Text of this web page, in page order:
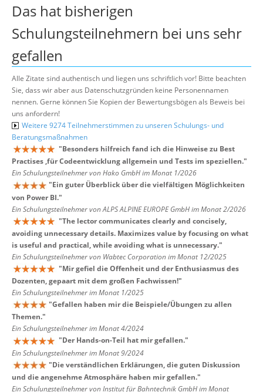
Das hat bisherigen
Schulungsteilnehmern bei uns sehr
gefallen
Alle Zitate sind authentisch und liegen uns schriftlich vor! Bitte beachten
Sie, dass wir aber aus Datenschutzgründen keine Personennamen
nennen. Gerne können Sie Kopien der Bewertungsbögen als Beweis bei
uns anfordern!
Weitere 9274 Teilnehmerstimmen zu unseren Schulungs- und
Beratungsmaßnahmen
"Besonders hilfreich fand ich die Hinweise zu Best
Practises ,für Codeentwicklung allgemein und Tests im speziellen."
Ein Schulungsteilnehmer von Hako GmbH im Monat 1/2026
"Ein guter Überblick über die vielfältigen Möglichkeiten
von Power BI."
Ein Schulungsteilnehmer von ALPS ALPINE EUROPE GmbH im Monat 2/2026
"The lector communicates clearly and concisely,
avoiding unnecessary details. Maximizes value by focusing on what
is useful and practical, while avoiding what is unnecessary."
Ein Schulungsteilnehmer von Wabtec Corporation im Monat 12/2025
"Mir gefiel die Offenheit und der Enthusiasmus des
Dozenten, gepaart mit dem großen Fachwissen!"
Ein Schulungsteilnehmer im Monat 1/2025
"Gefallen haben mir die Beispiele/Übungen zu allen
Themen."
Ein Schulungsteilnehmer im Monat 4/2024
"Der Hands-on-Teil hat mir gefallen."
Ein Schulungsteilnehmer im Monat 9/2024
"Die verständlichen Erklärungen, die guten Diskussion
und die angenehme Atmosphäre haben mir gefallen."
Ein Schulungsteilnehmer von Institut für Bahntechnik GmbH im Monat